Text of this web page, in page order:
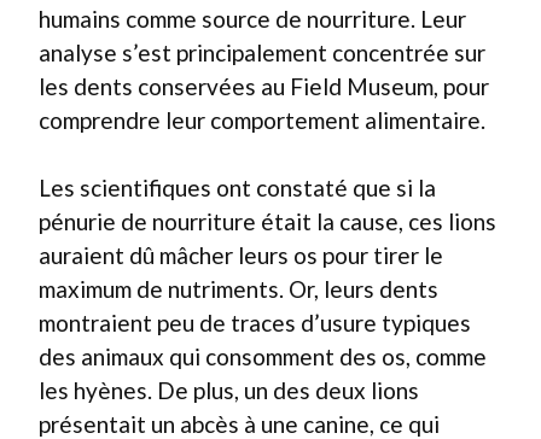
humains comme source de nourriture. Leur
analyse s’est principalement concentrée sur
les dents conservées au Field Museum, pour
comprendre leur comportement alimentaire.
Les scientifiques ont constaté que si la
pénurie de nourriture était la cause, ces lions
auraient dû mâcher leurs os pour tirer le
maximum de nutriments. Or, leurs dents
montraient peu de traces d’usure typiques
des animaux qui consomment des os, comme
les hyènes. De plus, un des deux lions
présentait un abcès à une canine, ce qui